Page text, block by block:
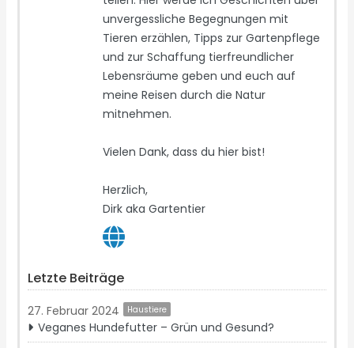
unvergessliche Begegnungen mit
Tieren erzählen, Tipps zur Gartenpflege
und zur Schaffung tierfreundlicher
Lebensräume geben und euch auf
meine Reisen durch die Natur
mitnehmen.
Vielen Dank, dass du hier bist!
Herzlich,
Dirk aka Gartentier
Letzte Beiträge
27. Februar 2024 Haustiere
Veganes Hundefutter – Grün und Gesund?